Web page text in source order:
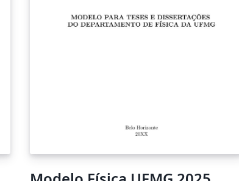
https://www.uvigo.gal/sites/uvigo.gal/files/co
ntents/paragraph-file/2019-